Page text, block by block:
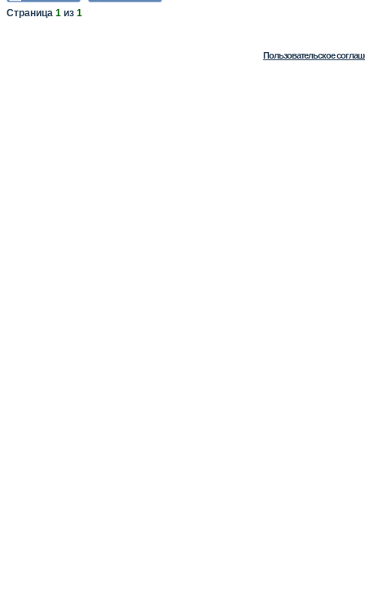
Страница 1 из 1
Пользовательское